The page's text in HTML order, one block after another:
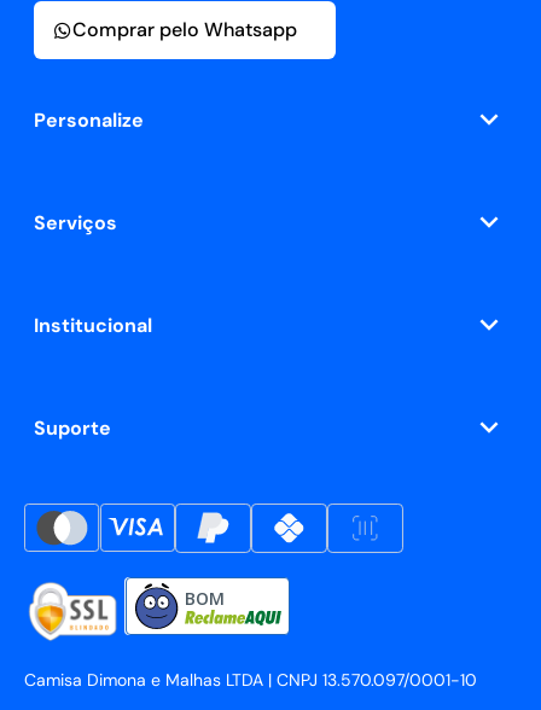
Personalize
Serviços
Institucional
Suporte
Comprar pelo Whatsapp
Camisa Dimona e Malhas LTDA | CNPJ 13.570.097/0001-10
BOM